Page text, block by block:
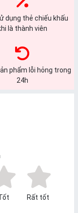
dụng thẻ chiếu khấu
là thành viên
phẩm lỗi hỏng trong
24h
Rất tốt